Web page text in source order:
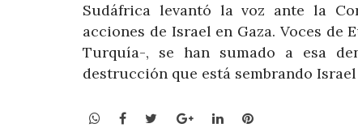
Sudáfrica levantó la voz ante la
acciones de Israel en Gaza. Voces
Turquía-, se han sumado a esa
destrucción que está sembrando
WhatsApp
Facebook
TwitterGoogle+LinkedInPinterest